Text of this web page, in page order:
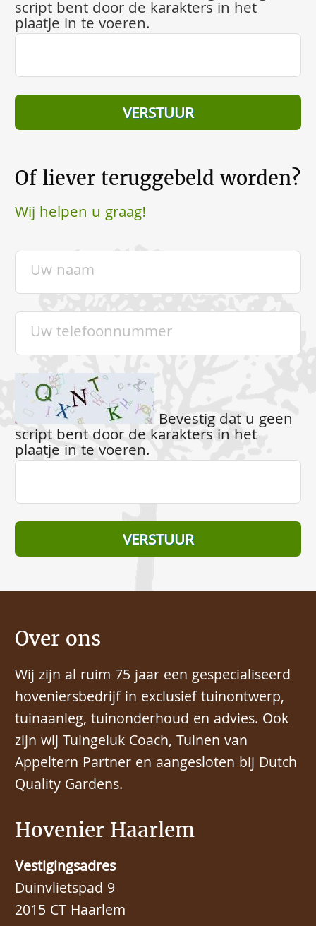
script bent door de karakters in het
plaatje in te voeren.
Of liever teruggebeld worden?
Wij helpen u graag!
Bevestig dat u geen
script bent door de karakters in het
plaatje in te voeren.
Hovenier Haarlem
Vestigingsadres
Duinvlietspad 9
2015 CT Haarlem
Over ons
Wij zijn al ruim 75 jaar een gespecialiseerd
hoveniersbedrijf in exclusief tuinontwerp,
tuinaanleg, tuinonderhoud en advies. Ook
zijn wij Tuingeluk Coach, Tuinen van
Appeltern Partner en aangesloten bij Dutch
Quality Gardens.